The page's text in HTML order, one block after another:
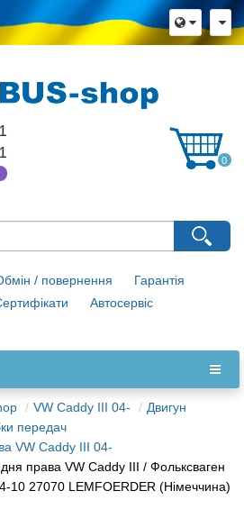
0
/ повернення
Гарантія
Автосервіс
VW Caddy III 04-
Двигун
передач
VW Caddy III 04-
права VW Caddy III / Фольксваген
10 27070 LEMFOERDER (Німеччина)